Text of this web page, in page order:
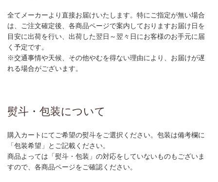
全てメーカーより直接お届けいたします。特にご指定が無い場合
は、ご注文確定後、各商品ページで案内しておりますお届け日を
目安に出荷を行い、出荷した翌日～翌々日にお客様のお手元に届
く予定です。
※交通事情や天候、その他やむを得ない理由により、お届けが遅
れる場合がございます。
熨斗・包装について
購入カートにてご希望の熨斗をご選択ください。包装は備考欄に
「包装希望」とご記載ください。
商品よっては「熨斗・包装」の対応をしていないものもございま
すので、各商品ページをご確認ください。